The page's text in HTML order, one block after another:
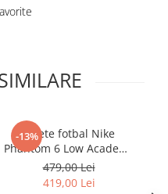
-13%
Ghete fotbal Nike
Phantom 6 Low Academy
TF NU3
479,00 Lei
419,00 Lei